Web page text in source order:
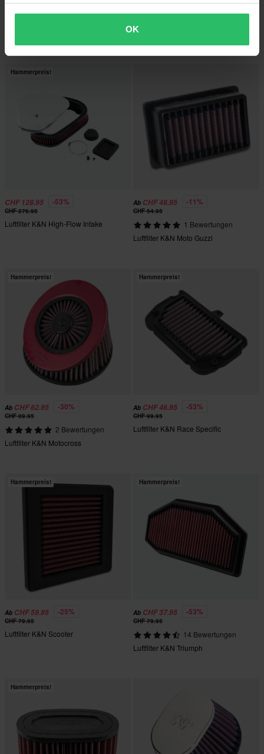
OK
CHF 79.95 CHF 89.95
Luftfilter K&N
Hammerpreis!
CHF 128.95 -53%
CHF 276.95
Luftfilter K&N High-Flow Intake
Ab CHF 48.95 -11%
CHF 54.95
1 Bewertungen
Luftfilter K&N Moto Guzzi
Hammerpreis!
Ab CHF 62.95 -30%
CHF 89.95
2 Bewertungen
Luftfilter K&N Motocross
Hammerpreis!
Ab CHF 46.95 -53%
CHF 99.95
Luftfilter K&N Race Specific
Hammerpreis!
Ab CHF 59.95 -25%
CHF 79.95
Luftfilter K&N Scooter
Hammerpreis!
Ab CHF 37.95 -53%
CHF 79.95
14 Bewertungen
Luftfilter K&N Triumph
Hammerpreis!